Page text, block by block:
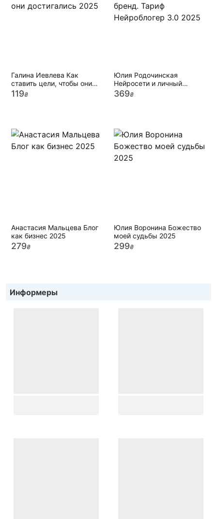
Галина Иевлева Как
ставить цели, чтобы они
достигались 2025
119₴
Юлия Родочинская
Нейросети и личный
бренд. Тариф Нейроблогер
3.0 2025
369₴
Анастасия Мальцева Блог
как бизнес 2025
279₴
Юлия Воронина Божество
моей судьбы 2025
299₴
Информеры